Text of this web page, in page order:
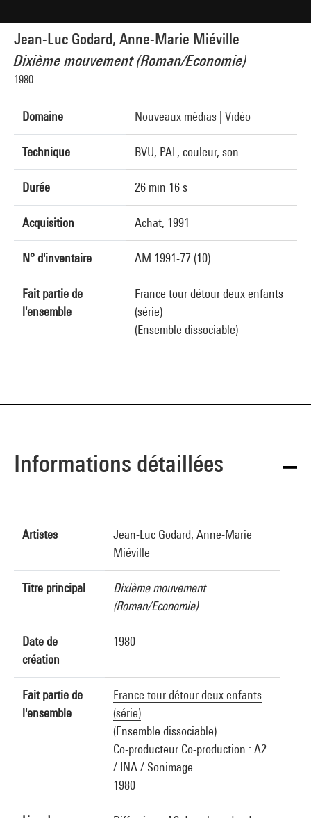
Jean-Luc Godard, Anne-Marie Miéville
Dixième mouvement (Roman/Economie)
1980
Domaine Nouveaux médias Vidéo
Technique BVU, PAL, couleur, son
Durée 26 min 16 s
Acquisition Achat, 1991
N° d'inventaire AM 1991-77 (10)
Fait partie de
l'ensemble
France tour détour deux enfants
(série)
(Ensemble dissociable)
Informations détaillées
Artistes
Jean-Luc Godard, Anne-Marie
Miéville
Titre principal
Dixième mouvement
(Roman/Economie)
Date de
création
1980
Fait partie de
l'ensemble
France tour détour deux enfants
(série)
(Ensemble dissociable)
Co-producteur Co-production : A2
/ INA / Sonimage
1980